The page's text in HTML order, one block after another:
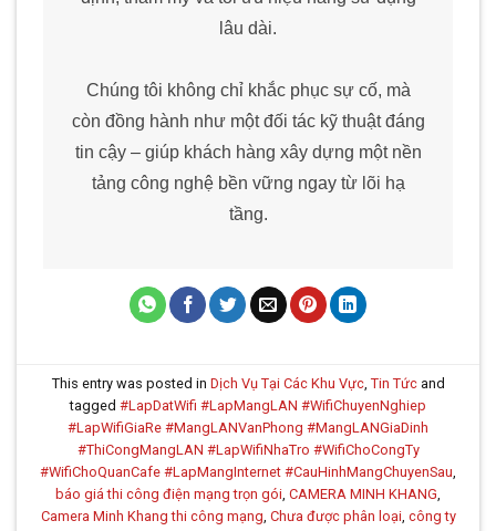
lâu dài.
Chúng tôi không chỉ khắc phục sự cố, mà
còn đồng hành như một đối tác kỹ thuật đáng
tin cậy – giúp khách hàng xây dựng một nền
tảng công nghệ bền vững ngay từ lõi hạ
tầng.
This entry was posted in Dịch Vụ Tại Các Khu Vực, Tin Tứcand
tagged #LapDatWifi #LapMangLAN #WifiChuyenNghiep
#LapWifiGiaRe #MangLANVanPhong #MangLANGiaDinh
#ThiCongMangLAN #LapWifiNhaTro #WifiChoCongTy
#WifiChoQuanCafe #LapMangInternet #CauHinhMangChuyenSau
báo giá thi công điện mạng trọn gói CAMERA MINH KHANG
Camera Minh Khang thi công mạng Chưa được phân loại, công ty